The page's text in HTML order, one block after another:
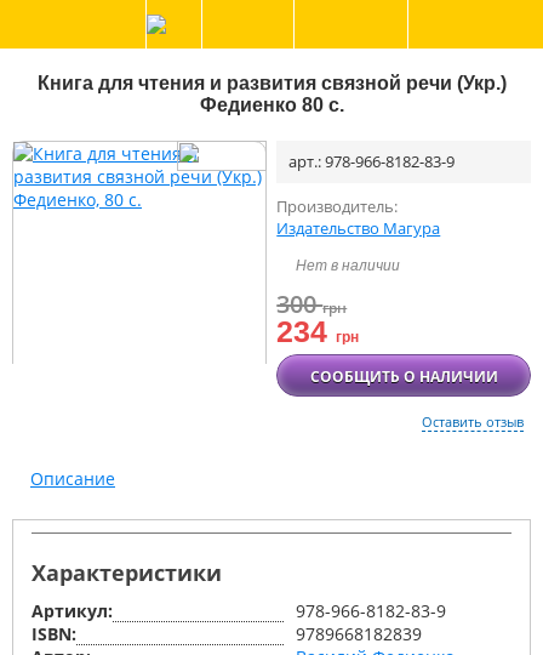
Книга для чтения и развития связной речи (Укр.)
Федиенко 80 с.
арт.: 978-966-8182-83-9
Производитель:
Издательство Магура
Нет в наличии
300грн
234грн
СООБЩИТЬ О НАЛИЧИИ
Оставить отзыв
Описание
Характеристики
Артикул:
978-966-8182-83-9
ISBN:
9789668182839